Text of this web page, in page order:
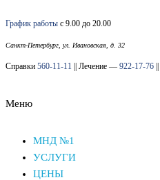
к
содержимому
График работы с 9.00 до 20.00
Санкт-Петербург, ул. Ивановская, д. 32
Справки 560-11-11 || Лечение — 922-17-76
Меню
МНД №1
УСЛУГИ
ЦЕНЫ